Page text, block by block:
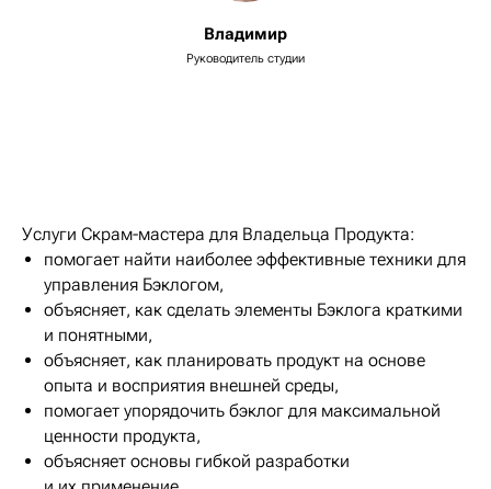
Владимир
Руководитель студии
Услуги Скрам-мастера для Владельца Продукта:
помогает найти наиболее эффективные техники для
управления Бэклогом,
объясняет, как сделать элементы Бэклога краткими
и понятными,
объясняет, как планировать продукт на основе
опыта и восприятия внешней среды,
помогает упорядочить бэклог для максимальной
ценности продукта,
объясняет основы гибкой разработки